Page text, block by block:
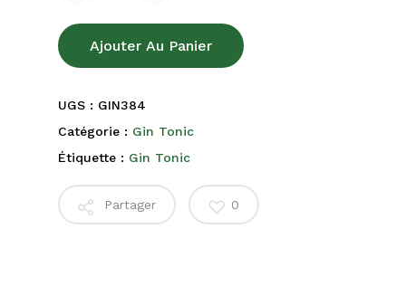
Ajouter Au Panier
UGS : GIN384
Catégorie : Gin Tonic
Étiquette : Gin Tonic
Partager 0